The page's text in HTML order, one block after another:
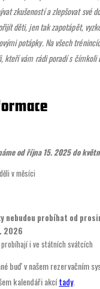
zkušeností a zlepšovat své
děti, jen tak zapotápět,
potápky. Na všech
kteří vám rádi poradí s čímkoli
od října 15. 2025 do
v měsíci
nebudou probíhat od
2026
i ve státních svátcích
buď v našem rezervačním
kalendáři akcítady.